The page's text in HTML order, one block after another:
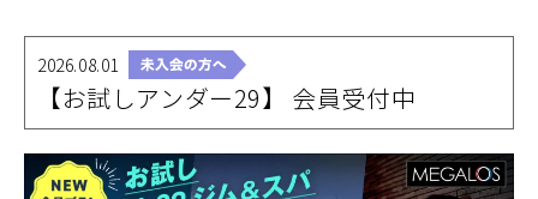
2026.08.01
【お試しアンダー29】 会員受付中